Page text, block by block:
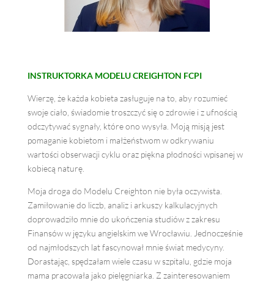
INSTRUKTORKA MODELU CREIGHTON FCPI
Wierzę, że każda kobieta zasługuje na to, aby rozumieć
swoje ciało, świadomie troszczyć się o zdrowie i z ufnością
odczytywać sygnały, które ono wysyła. Moją misją jest
pomaganie kobietom i małżeństwom w odkrywaniu
wartości obserwacji cyklu oraz piękna płodności wpisanej w
kobiecą naturę.
Moja droga do Modelu Creighton nie była oczywista.
Zamiłowanie do liczb, analiz i arkuszy kalkulacyjnych
doprowadziło mnie do ukończenia studiów z zakresu
Finansów w języku angielskim we Wrocławiu. Jednocześnie
od najmłodszych lat fascynował mnie świat medycyny.
Dorastając, spędzałam wiele czasu w szpitalu, gdzie moja
mama pracowała jako pielęgniarka. Z zainteresowaniem